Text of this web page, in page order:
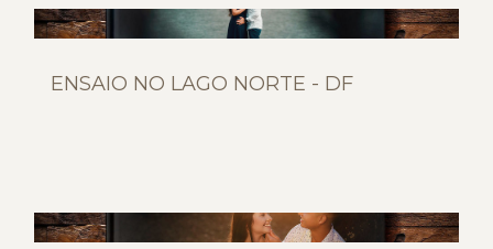
ENSAIO NO LAGO NORTE - DF